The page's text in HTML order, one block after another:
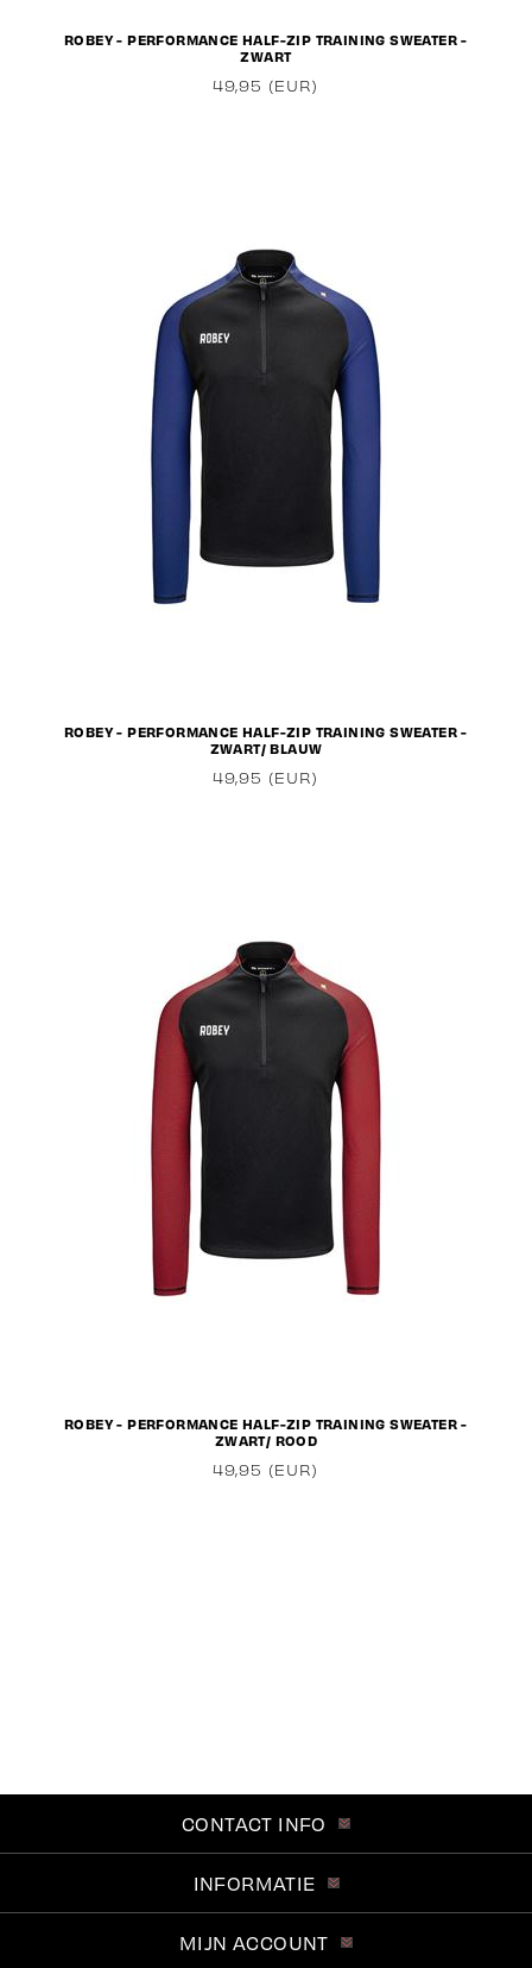
ROBEY - PERFORMANCE HALF-ZIP TRAINING SWEATER -
ZWART
49,95 (EUR)
ROBEY - PERFORMANCE HALF-ZIP TRAINING SWEATER -
ZWART/ BLAUW
49,95 (EUR)
ROBEY - PERFORMANCE HALF-ZIP TRAINING SWEATER -
ZWART/ ROOD
49,95 (EUR)
CONTACT INFO
INFORMATIE
MIJN ACCOUNT